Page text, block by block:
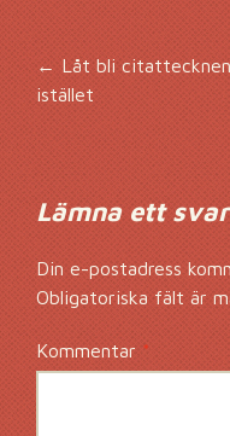
← Låt bli
istället
Lämna ett svar
Din e-postadress
Obligatoriska fält är
Kommentar*